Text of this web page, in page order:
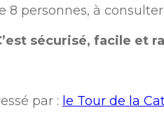
8 personnes, à consulter.
sécurisé, facile et
par : le Tour de la